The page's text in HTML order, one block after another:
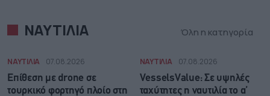
ΝΑΥΤΙΛΙΑ Όλη η κατηγορία
ΝΑΥΤΙΛΙΑ 07.08.2026
Επίθεση με drone σε
τουρκικό φορτηγό πλοίο στη
ΝΑΥΤΙΛΙΑ 07.08.2026
VesselsValue: Σε υψηλές
ταχύτητες η ναυτιλία το α’